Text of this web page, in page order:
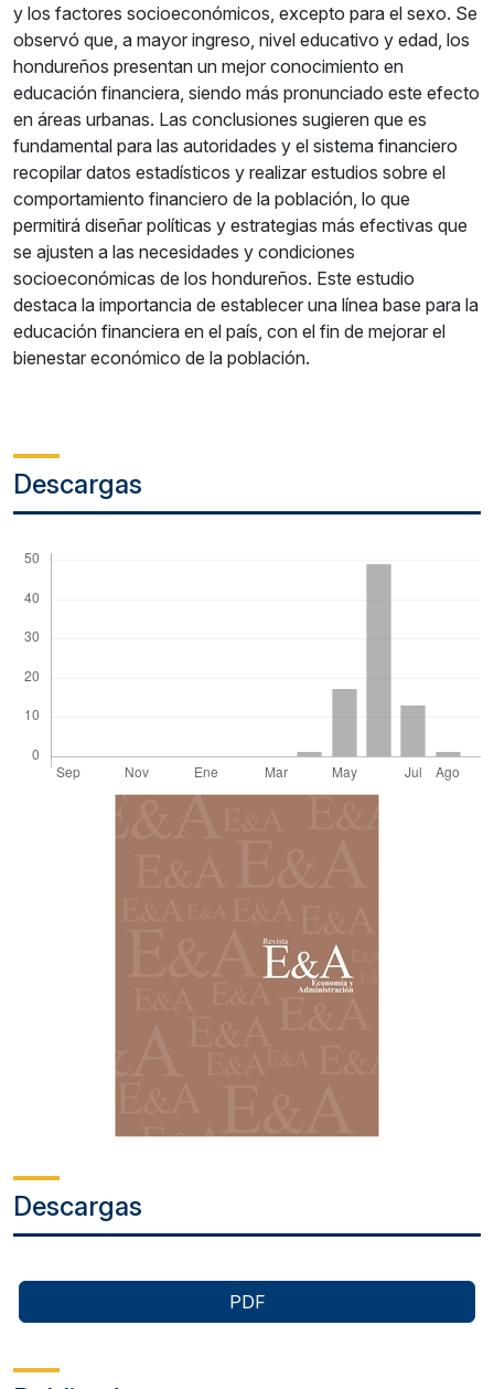
y los factores socioeconómicos, excepto para el sexo. Se
observó que, a mayor ingreso, nivel educativo y edad, los
hondureños presentan un mejor conocimiento en
educación financiera, siendo más pronunciado este efecto
en áreas urbanas. Las conclusiones sugieren que es
fundamental para las autoridades y el sistema financiero
recopilar datos estadísticos y realizar estudios sobre el
comportamiento financiero de la población, lo que
permitirá diseñar políticas y estrategias más efectivas que
se ajusten a las necesidades y condiciones
socioeconómicas de los hondureños. Este estudio
destaca la importancia de establecer una línea base para la
educación financiera en el país, con el fin de mejorar el
bienestar económico de la población.
Descargas
Descargas
PDF